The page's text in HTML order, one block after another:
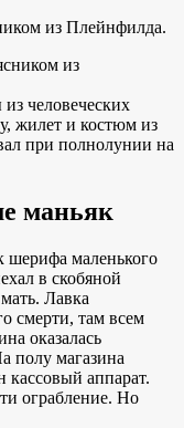
из Плейнфилда.
человеческих
жилет и костюм из
при полнолунии на
маньяк
шерифа маленького
в скобяной
Лавка
смерти, там всем
оказалась
полу магазина
аппарат.
ограбление. Но